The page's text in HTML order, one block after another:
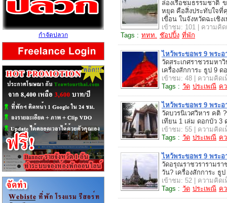
ล่องเรือชมธรรมชาติ
หยุด คือสิ่งประทับใจที่
เขื่อน ในจังหวัดฉะเชิง
เข้าชม: 101 | ความคิด
Tags : ททท. ช๊อปปิ้ง ที่พัก
ไหว้พระขอพร 9 พระอ
วัดสระเกศราชวรมห
เครื่องสักการะ ธูป 9
เข้าชม: 48 | ความคิด
Tags : วัด ประเพณี ค
ไหว้พระขอพร 9 พระอ
วัดบวรนิเวศวิหาร คติ
เทียน 1 เล่ม ดอกบัว 3
เข้าชม: 55 | ความคิด
Tags : วัด ประเพณี ค
ไหว้พระขอพร 9 พระอ
วัดอรุณราชวรารามร
วัน? เครื่องสักการะ ธู
เข้าชม: 52 | ความคิด
Tags : วัด ประเพณี ค
กำจัดปลวก